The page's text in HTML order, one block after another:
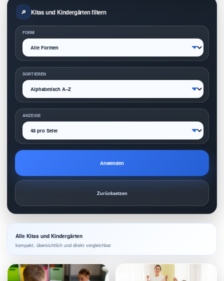
Kitas und Kindergärten filtern
FORM
SORTIEREN
ANZEIGE
Anwenden
Zurücksetzen
Alle Kitas und Kindergärten
kompakt, übersichtlich und direkt vergleichbar